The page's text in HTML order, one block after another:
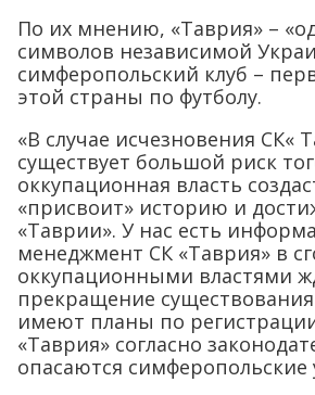
По их мнению, «Таврия» –
символов независимой
симферопольский клуб –
этой страны по футболу.
«В случае исчезновения СК«
существует большой риск
оккупационная власть
«присвоит» историю и
«Таврии». У нас есть
менеджмент СК «Таврия» в
оккупационными властями
прекращение
имеют планы по
«Таврия» согласно
опасаются симферопольские